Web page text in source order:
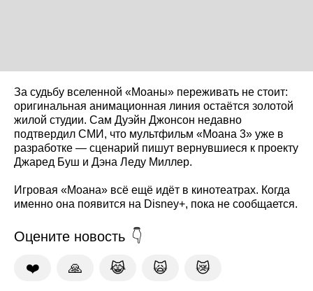
За судьбу вселенной «Моаны» переживать не стоит:
оригинальная анимационная линия остаётся золотой
жилой студии. Сам Дуэйн Джонсон недавно
подтвердил СМИ, что мультфильм «Моана 3» уже в
разработке — сценарий пишут вернувшиеся к проекту
Джаред Буш и Дэна Леду Миллер.
Игровая «Моана» всё ещё идёт в кинотеатрах. Когда
именно она появится на Disney+, пока не сообщается.
Оцените новость
❤️ 🙏 😹 🙀 😿